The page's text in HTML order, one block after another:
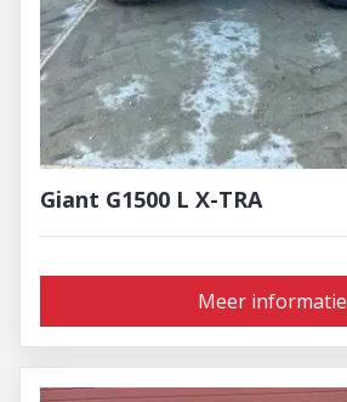
Giant G1500 L X-TRA
Meer informatie